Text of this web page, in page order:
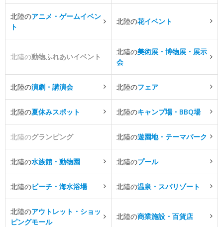
北陸のアニメ・ゲームイベン
ト
北陸の花イベント
北陸の動物ふれあいイベント
北陸の美術展・博物展・展示
会
北陸の演劇・講演会 北陸のフェア
北陸の夏休みスポット 北陸のキャンプ場・BBQ場
北陸のグランピング 北陸の遊園地・テーマパーク
北陸の水族館・動物園 北陸のプール
北陸のビーチ・海水浴場 北陸の温泉・スパリゾート
北陸のアウトレット・ショッ
ピングモール
北陸の商業施設・百貨店